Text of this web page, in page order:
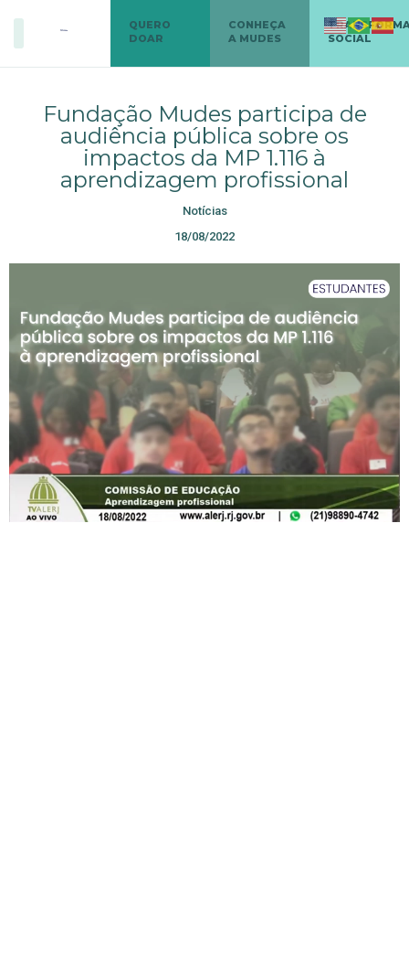
QUERO
DOAR
CONHEÇA
A MUDES
SOCIAL
Fundação Mudes participa de
audiência pública sobre os
impactos da MP 1.116 à
aprendizagem profissional
Notícias
18/08/2022